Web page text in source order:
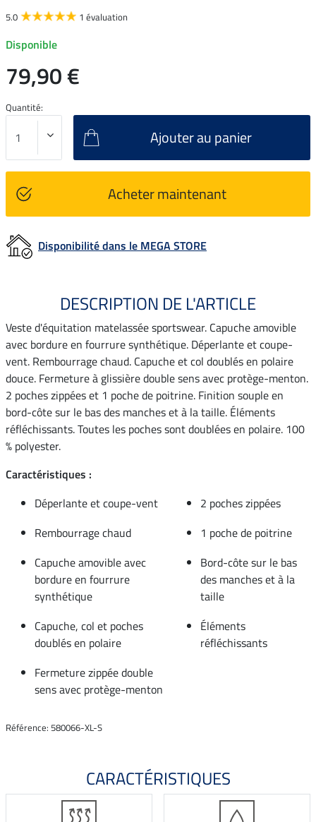
5.0 1 évaluation
Disponible
79,90 €
Quantité:
Ajouter au panier
Acheter maintenant
Disponibilité dans le MEGA STORE
DESCRIPTION DE L'ARTICLE
Veste d'équitation matelassée sportswear. Capuche amovible
avec bordure en fourrure synthétique. Déperlante et coupe-
vent. Rembourrage chaud. Capuche et col doublés en polaire
douce. Fermeture à glissière double sens avec protège-menton.
2 poches zippées et 1 poche de poitrine. Finition souple en
bord-côte sur le bas des manches et à la taille. Éléments
réfléchissants. Toutes les poches sont doublées en polaire. 100
% polyester.
Caractéristiques :
Déperlante et coupe-vent
2 poches zippées
Rembourrage chaud
1 poche de poitrine
Capuche amovible avec
bordure en fourrure
synthétique
Bord-côte sur le bas
des manches et à la
taille
Capuche, col et poches
doublés en polaire
Éléments
réfléchissants
Fermeture zippée double
sens avec protège-menton
Référence: 580066-XL-S
CARACTÉRISTIQUES